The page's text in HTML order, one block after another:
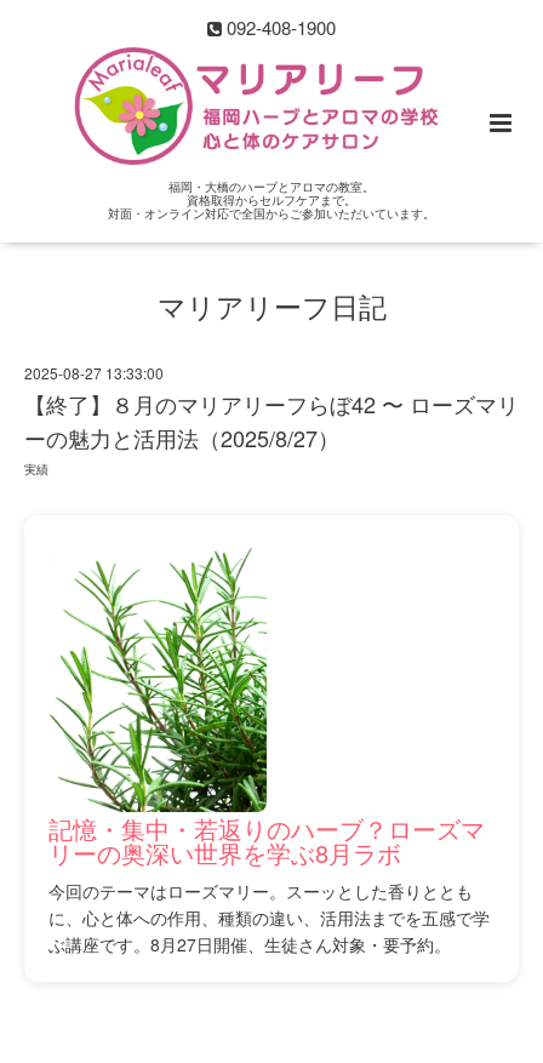
092-408-1900
福岡・大橋のハーブとアロマの教室。
資格取得からセルフケアまで。
対面・オンライン対応で全国からご参加いただいています。
マリアリーフ日記
2025-08-27 13:33:00
【終了】８月のマリアリーフらぼ42 〜 ローズマリ
ーの魅力と活用法（2025/8/27）
実績
記憶・集中・若返りのハーブ？ローズマ
リーの奥深い世界を学ぶ8月ラボ
今回のテーマはローズマリー。スーッとした香りととも
に、心と体への作用、種類の違い、活用法までを五感で学
ぶ講座です。8月27日開催、生徒さん対象・要予約。